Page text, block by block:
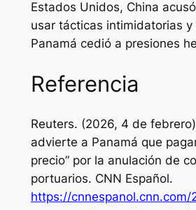
Estados Unidos, China
usar tácticas intimidatorias y
Panamá cedió a presiones
Referencia
Reuters. (2026, 4 de
advierte a Panamá que
precio” por la anulación de
portuarios. CNN Español.
https://